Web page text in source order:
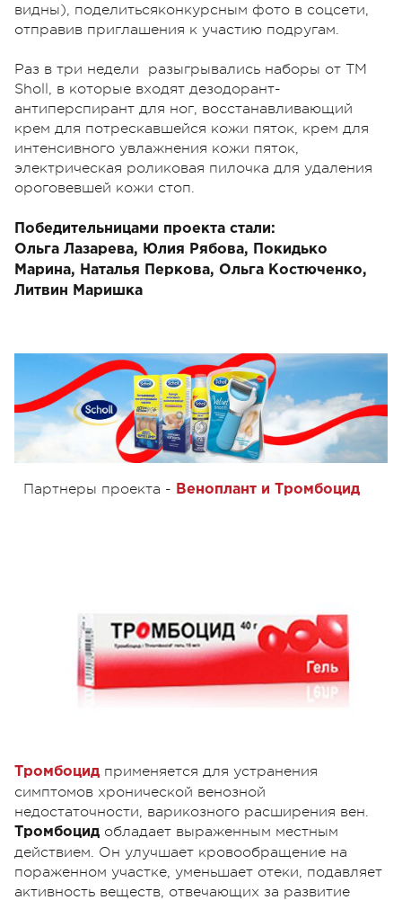
видны), поделитьсяконкурсным фото в соцсети,
отправив приглашения к участию подругам.
Раз в три недели разыгрывались наборы от ТМ
Sholl, в которые входят дезодорант-
антиперспирант для ног, восстанавливающий
крем для потрескавшейся кожи пяток, крем для
интенсивного увлажнения кожи пяток,
электрическая роликовая пилочка для удаления
ороговевшей кожи стоп.
Победительницами проекта стали:
Ольга Лазарева, Юлия Рябова, Покидько
Марина, Наталья Перкова, Ольга Костюченко,
Литвин Маришка
Партнеры проекта - Веноплант и Тромбоцид
Тромбоцид применяется для устранения
симптомов хронической венозной
недостаточности, варикозного расширения вен.
Тромбоцид обладает выраженным местным
действием. Он улучшает кровообращение на
пораженном участке, уменьшает отеки, подавляет
активность веществ, отвечающих за развитие